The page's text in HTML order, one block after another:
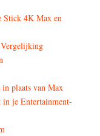
Stick 4K Max en
plaats van Max
in je Entertainment-